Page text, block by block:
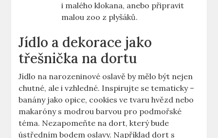
i malého klokana, anebo připravit
malou zoo z‍ plyšáků.
Jídlo a dekorace jako
třešnička na dortu
Jídlo na narozeninové oslavě by ‍mělo být nejen
chutné, ale i vzhledné. Inspirujte se tematicky –
banány jako opice, cookies ⁢ve tvaru hvězd ⁢nebo⁢
makaróny s modrou barvou pro podmořské
téma. Nezapomeňte⁤ na dort, který bude
⁢ústředním ⁣bodem oslavy. Například dort s